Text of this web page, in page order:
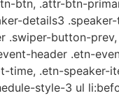
btn, .attr-btn-
details3
button-
header .etn-
time, .etn-
style-3 ul